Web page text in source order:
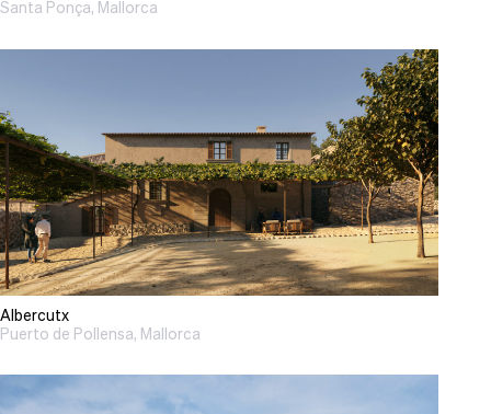
Santa Ponça, Mallorca
Albercutx
Puerto de Pollensa, Mallorca